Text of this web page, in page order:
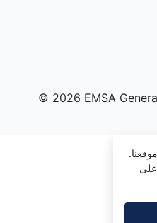
© 2026 EMSA
على